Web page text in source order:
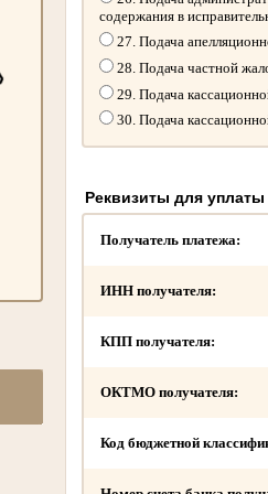
содержания в
27. Подача
28. Подача частной
29. Подача
30. Подача
Реквизиты для
Получатель платежа:
ИНН получателя:
КПП получателя:
ОКТМО получателя:
Код бюджетной